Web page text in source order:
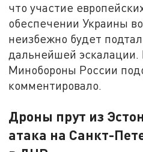
что участие
обеспечении Украины
неизбежно будет
дальнейшей эскалации.
Минобороны России
комментировало.
Дроны прут из
атака на Санкт-